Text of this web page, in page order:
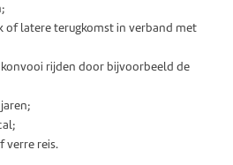
of latere terugkomst in verband met
rijden door bijvoorbeeld de
verre reis.